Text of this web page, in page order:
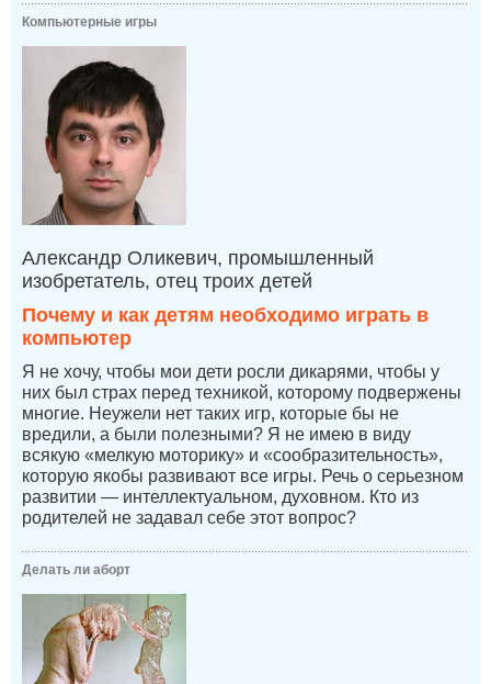
Компьютерные игры
Александр Оликевич, промышленный
изобретатель, отец троих детей
Почему и как детям необходимо играть в
компьютер
Я не хочу, чтобы мои дети росли дикарями, чтобы у
них был страх перед техникой, которому подвержены
многие. Неужели нет таких игр, которые бы не
вредили, а были полезными? Я не имею в виду
всякую «мелкую моторику» и «сообразительность»,
которую якобы развивают все игры. Речь о серьезном
развитии — интеллектуальном, духовном. Кто из
родителей не задавал себе этот вопрос?
Делать ли аборт